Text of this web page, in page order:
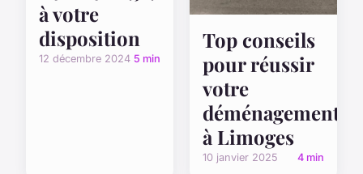
à votre
disposition
12 décembre 2024 5 min
Top conseils
pour réussir
votre
déménagement
à Limoges
10 janvier 2025 4 min